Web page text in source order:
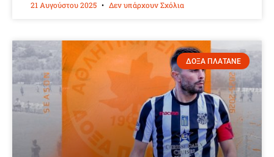
21 Αυγούστου 2025 Δεν υπάρχουν Σχόλια
ΔΟΞΑ ΠΛΑΤΑΝΕ